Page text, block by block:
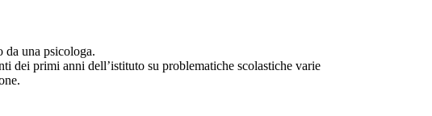
da una psicologa.
dei primi anni dell’istituto su problematiche scolastiche varie